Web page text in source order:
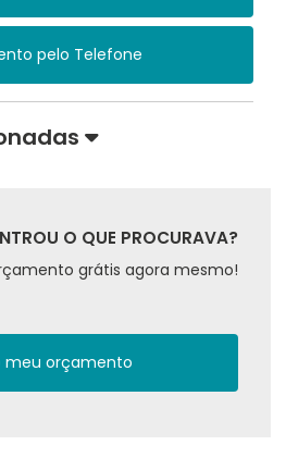
pelo Telefone
O QUE PROCURAVA?
grátis agora mesmo!
meu orçamento